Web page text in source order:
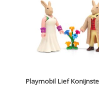
Playmobil Lief